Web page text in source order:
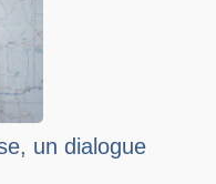
un dialogue